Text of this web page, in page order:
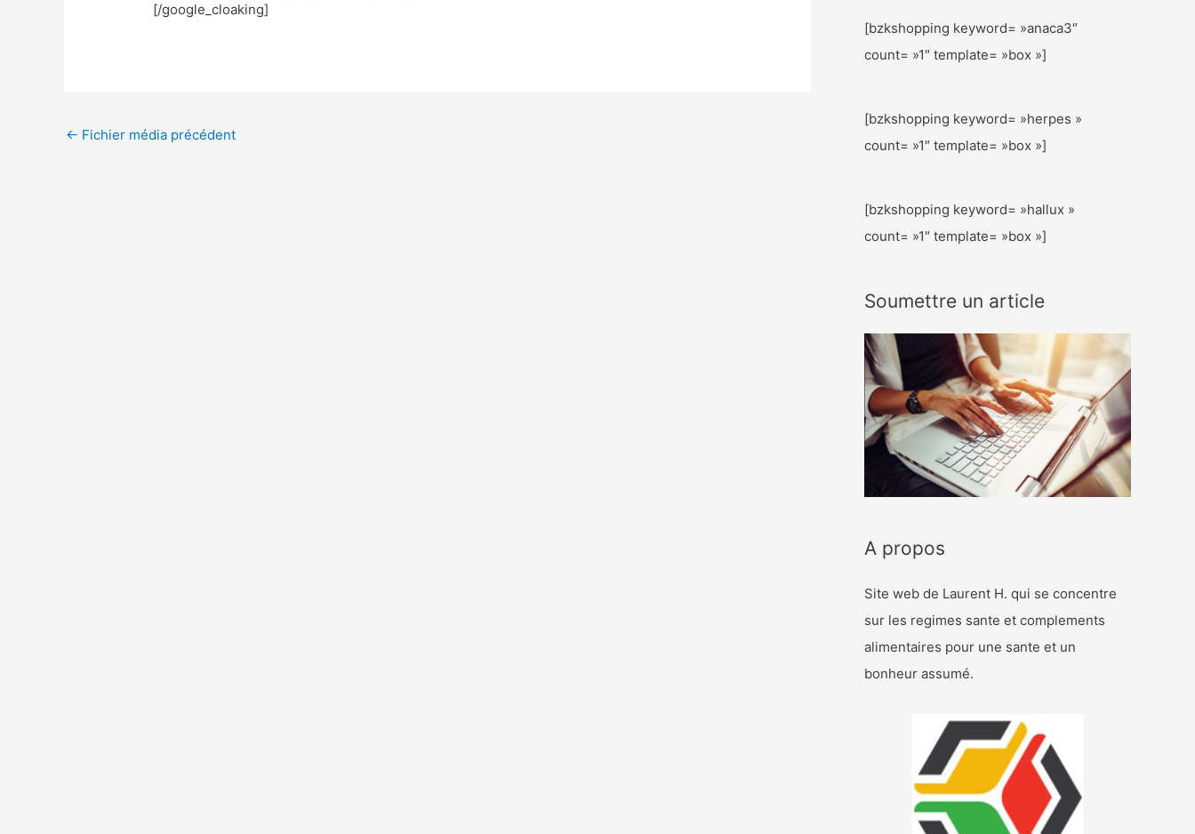
[/google_cloaking]
← Fichier média précédent
[bzkshopping keyword= »anaca3″
count= »1″ template= »box »]
[bzkshopping keyword= »herpes »
count= »1″ template= »box »]
[bzkshopping keyword= »hallux »
count= »1″ template= »box »]
Soumettre un article
A propos
Site web de Laurent H. qui se concentre
sur les regimes sante et complements
alimentaires pour une sante et un
bonheur assumé.